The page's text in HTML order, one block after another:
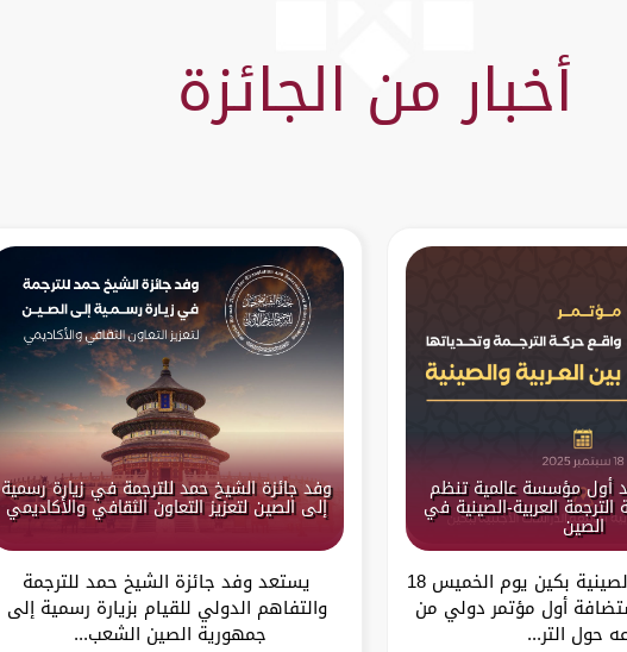
أخبار من الجائزة
أول مؤسسة عالمية تنظم
العربية-الصينية في
الصين
تستعد العاصمة الصينية بكين يوم الخميس 18
2025 لاستضافة أول مؤتمر دولي من
حول التر...
وفد جائزة الشيخ حمد للترجمة في زيارة رسمية
إلى الصين لتعزيز التعاون الثقافي والأكاديمي
يستعد وفد جائزة الشيخ حمد للترجمة
والتفاهم الدولي للقيام بزيارة رسمية إلى
جمهورية الصين الشعب...